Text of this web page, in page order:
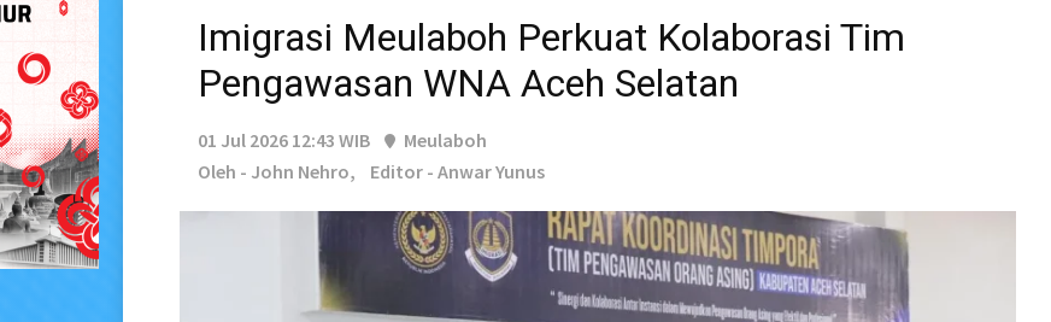
Imigrasi Meulaboh Perkuat Kolaborasi Tim
Pengawasan WNA Aceh Selatan
01 Jul 2026 12:43 WIB
Meulaboh
Oleh - John Nehro,
Editor - Anwar Yunus